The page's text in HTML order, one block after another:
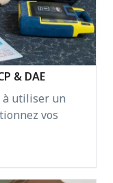
& DAE
à utiliser un
vos